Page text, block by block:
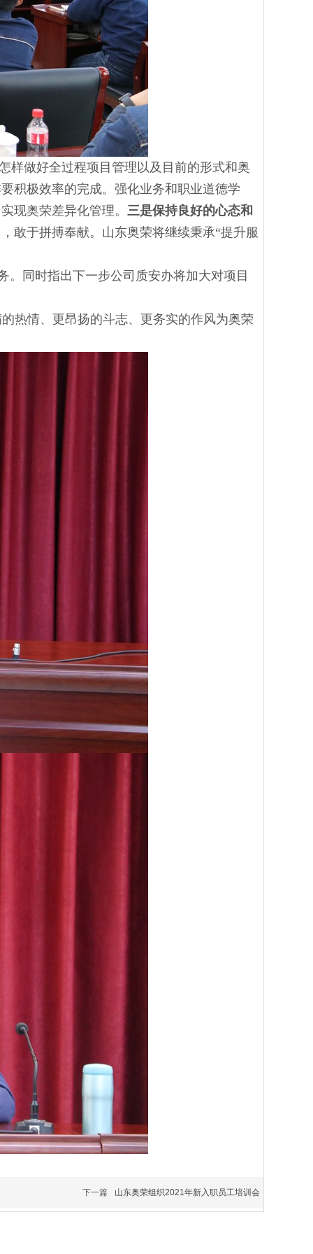
样做好全过程项目管理以及目前的形式和奥
积极效率的完成。强化业务和职业道德学
现奥荣差异化管理。 三是保持良好的心态和
敢于拼搏奉献。山东奥荣将继续秉承“提升服
。同时指出下一步公司质安办将加大对项目
热情、更昂扬的斗志、更务实的作风为奥荣
下一篇 山东奥荣组织2021年新入职员工培训会